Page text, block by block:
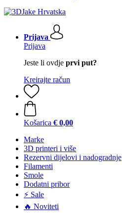
Prijava
Prijava
Jeste li ovdje prvi put?
Kreirajte račun
Košarica € 0,00
Marke
3D printeri i više
Rezervni dijelovi i nadogradnje
Filamenti
Smole
Dodatni pribor
⚡ Sale
🔥 Noviteti